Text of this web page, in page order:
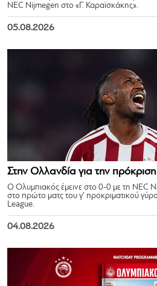
NEC Nijmegen στο «Γ. Καραϊσκάκης».
05.08.2026
Στην Ολλανδία για την πρόκριση
Ο Ολυμπιακός έμεινε στο 0-0 με τη NEC
στο πρώτο ματς του γ’ προκριματικού
League.
04.08.2026